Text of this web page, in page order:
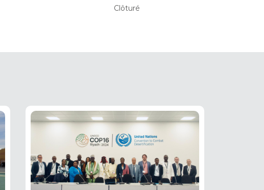
Clôturé